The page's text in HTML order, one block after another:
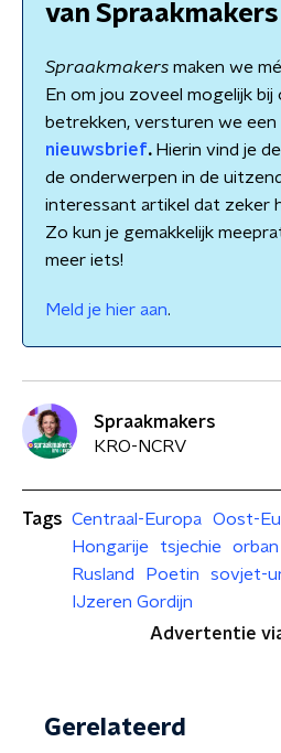
van Spraakmakers
Spraakmakers maken we
En om jou zoveel mogelijk
betrekken, versturen we een
nieuwsbrief.Hierin vind je
de onderwerpen in de
interessant artikel dat zeker
Zo kun je gemakkelijk
meer iets!
Meld je hier aan.
Spraakmakers
KRO-NCRV
Tags Centraal-Europa Oost-
Hongarije
tsjechie orban
Rusland
Poetin
sovjet-
IJzeren Gordijn
Advertentie
Gerelateerd